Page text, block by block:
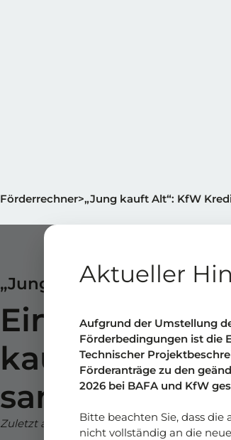
Förderrechner „Jung kauft Alt“: KfW
Aktueller
Aufgrund der Umstellung
Förderbedingungen ist die
Technischer
Förderanträge zu den
2026 bei BAFA und KfW
Bitte beachten Sie, dass
nicht vollständig an die
„Jung kauft Alt" (KfW 308):
Eine
kaufen und
sanieren
Zuletzt aktualisiert: April 2026 | Verband